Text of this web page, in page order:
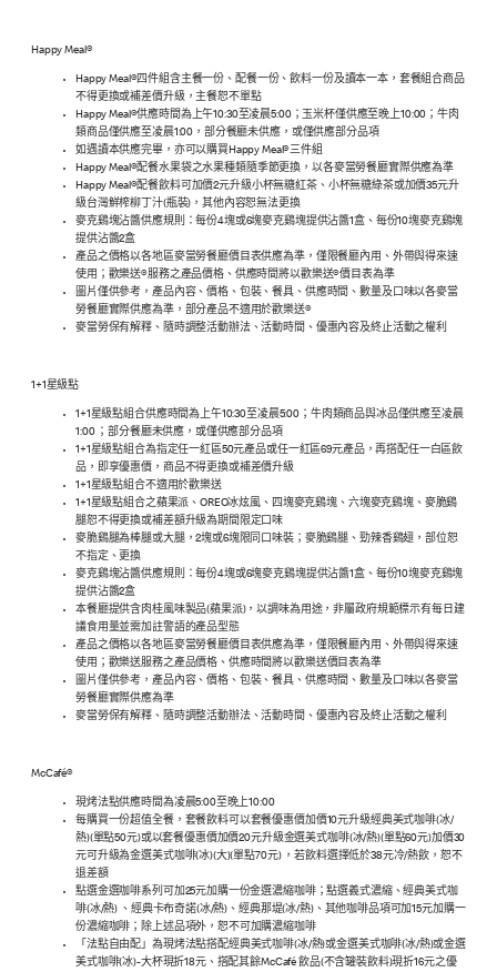
Happy Meal®
Happy Meal®四件組含主餐一份、配餐一份、飲料一份及讀本一本，套餐組合商品
不得更換或補差價升級，主餐恕不單點
Happy Meal®供應時間為上午10:30至凌晨5:00；玉米杯僅供應至晚上10:00；牛肉
類商品僅供應至凌晨1:00，部分餐廳未供應，或僅供應部分品項
如遇讀本供應完畢，亦可以購買Happy Meal®三件組
Happy Meal®配餐水果袋之水果種類隨季節更換，以各麥當勞餐廳實際供應為準
Happy Meal®配餐飲料可加價2元升級小杯無糖紅茶、小杯無糖綠茶或加價35元升
級台灣鮮榨柳丁汁(瓶裝)，其他內容恕無法更換
麥克鷄塊沾醬供應規則：每份4塊或6塊麥克鷄塊提供沾醬1盒、每份10塊麥克鷄塊
提供沾醬2盒
產品之價格以各地區麥當勞餐廳價目表供應為準，僅限餐廳內用、外帶與得來速
使用；歡樂送®服務之產品價格、供應時間將以歡樂送®價目表為準
圖片僅供參考，產品內容、價格、包裝、餐具、供應時間、數量及口味以各麥當
勞餐廳實際供應為準，部分產品不適用於歡樂送®
麥當勞保有解釋、隨時調整活動辦法、活動時間、優惠內容及終止活動之權利
1+1星級點
1+1星級點組合供應時間為上午10:30至凌晨5:00；牛肉類商品與冰品僅供應至凌晨
1:00 ；部分餐廳未供應，或僅供應部分品項
1+1星級點組合為指定任一紅區50元產品或任一紅區69元產品，再搭配任一白區飲
品，即享優惠價，商品不得更換或補差價升級
1+1星級點組合不適用於歡樂送
1+1星級點組合之蘋果派、OREO冰炫風、四塊麥克鷄塊、六塊麥克鷄塊、麥脆鷄
腿恕不得更換或補差額升級為期間限定口味
麥脆鷄腿為棒腿或大腿，2塊或6塊限同口味裝；麥脆鷄腿、勁辣香鷄翅，部位恕
不指定、更換
麥克鷄塊沾醬供應規則：每份4塊或6塊麥克鷄塊提供沾醬1盒、每份10塊麥克鷄塊
提供沾醬2盒
本餐廳提供含肉桂風味製品(蘋果派)，以調味為用途，非屬政府規範標示有每日建
議食用量並需加註警語的產品型態
產品之價格以各地區麥當勞餐廳價目表供應為準，僅限餐廳內用、外帶與得來速
使用；歡樂送服務之產品價格、供應時間將以歡樂送價目表為準
圖片僅供參考，產品內容、價格、包裝、餐具、供應時間、數量及口味以各麥當
勞餐廳實際供應為準
麥當勞保有解釋、隨時調整活動辦法、活動時間、優惠內容及終止活動之權利
McCafé®
現烤法點供應時間為凌晨5:00至晚上10:00
每購買一份超值全餐，套餐飲料可以套餐優惠價加價10元升級經典美式咖啡(冰/
熱)(單點50元)或以套餐優惠價加價20元升級金選美式咖啡(冰/熱)(單點60元)加價30
元可升級為金選美式咖啡(冰)(大)(單點70元) ，若飲料選擇低於38元冷/熱飲，恕不
退差額
點選金選咖啡系列可加25元加購一份金選濃縮咖啡；點選義式濃縮、經典美式咖
啡(冰/熱) 、經典卡布奇諾(冰/熱)、經典那堤(冰/熱)、其他咖啡品項可加15元加購一
份濃縮咖啡；除上述品項外，恕不可加購濃縮咖啡
「法點自由配」為現烤法點搭配經典美式咖啡(冰/熱)或金選美式咖啡(冰/熱)或金選
美式咖啡(冰)-大杯現折18元、搭配其餘McCafé 飲品(不含罐裝飲料)現折16元之優